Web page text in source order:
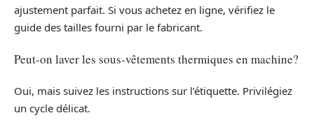
ajustement parfait. Si vous achetez en ligne, vérifiez le
guide des tailles fourni par le fabricant.
Peut-on laver les sous-vêtements thermiques en machine?
Oui, mais suivez les instructions sur l’étiquette. Privilégiez
un cycle délicat.